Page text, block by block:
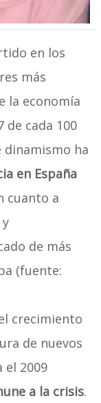
en los
más
la economía
de cada 100
dinamismo ha
en España
cuanto a
de más
(fuente:
crecimiento
de nuevos
el 2009
a la crisis.